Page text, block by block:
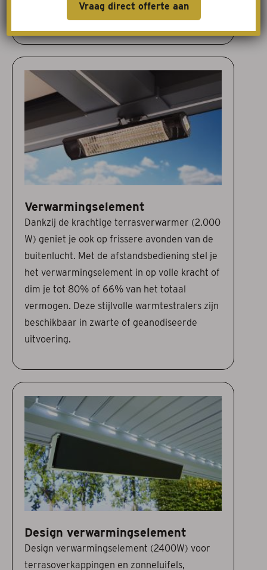
LED onder cassette
Verwarmingselement
Dankzij de krachtige terrasverwarmer (2.000
W) geniet je ook op frissere avonden van de
buitenlucht. Met de afstandsbediening stel je
het verwarmingselement in op volle kracht of
dim je tot 80% of 66% van het totaal
vermogen. Deze stijlvolle warmtestralers zijn
beschikbaar in zwarte of geanodiseerde
uitvoering.
Design verwarmingselement
Design verwarmingselement (2400W) voor
terrasoverkappingen en zonneluifels,
Vraag direct offerte aan